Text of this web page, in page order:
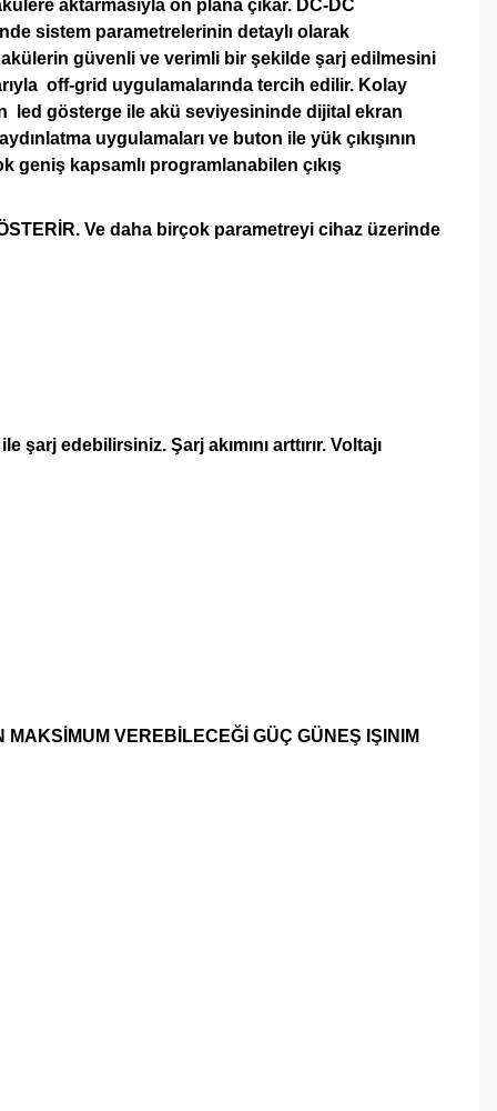
aktarmasıyla ön plana çıkar. DC-DC
sistem parametrelerinin detaylı olarak
güvenli ve verimli bir şekilde şarj edilmesini
off-grid uygulamalarında tercih edilir. Kolay
led gösterge ile akü seviyesininde dijital ekran
uygulamaları ve buton ile yük çıkışının
geniş kapsamlı programlanabilen çıkış
Ve daha birçok parametreyi cihaz üzerinde
edebilirsiniz. Şarj akımını arttırır. Voltajı
VEREBİLECEĞİ GÜÇ GÜNEŞ IŞINIM